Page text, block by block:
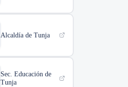
Alcaldía de Tunja
Sec. Educación de
Tunja